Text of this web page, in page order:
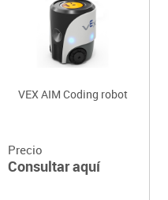
VEX AIM Coding robot
Precio
Consultar aquí